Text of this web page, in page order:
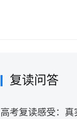
复读问答